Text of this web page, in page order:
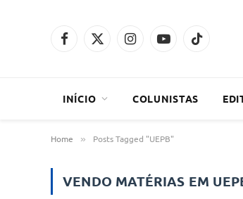
Facebook
X
InstagramYouTubeTikTok
INÍCIO COLUNISTAS
Home » Posts Tagged "UEPB"
VENDO MATÉRIAS EM